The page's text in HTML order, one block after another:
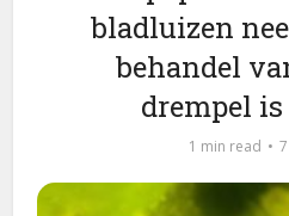
bladluizen
behandel
drempel
1 min read